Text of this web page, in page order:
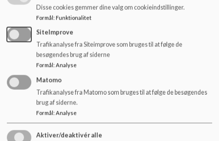
Opstilling som kandidat er frivillig.
Der vælges 4-5 forældre.
Klassens lærere
Etablering af ”ad hoc” grupper
Forældrene sættes i grupper – dvs. at flere forældre er
Ad hoc grupper kan opløses efter hvert arrangement
Disse cookies gemmer dine valg om cookieindstillinger.
Formål: Funktionalitet
SiteImprove
Trafikanalyse fra Siteimprove som bruges til at følge de
besøgendes brug af siderne
Formål : Analyse
Matomo
Trafikanalyse fra Matomo som bruges til at følge de besøgendes
brug af siderne.
Formål: Analyse
Aktiver/deaktivér alle